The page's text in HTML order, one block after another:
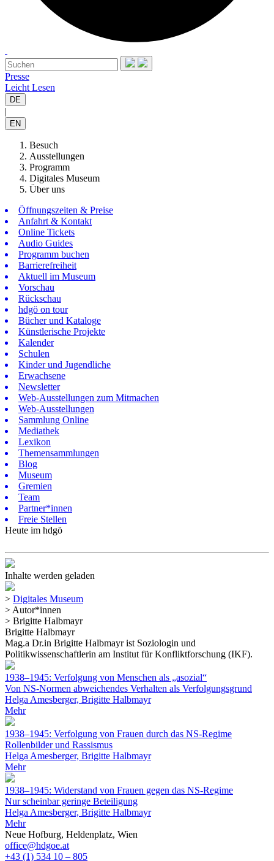
Presse
Leicht Lesen
DE
|
EN
Besuch
Ausstellungen
Programm
Digitales Museum
Über uns
Öffnungszeiten & Preise
Anfahrt & Kontakt
Online Tickets
Audio Guides
Programm buchen
Barrierefreiheit
Aktuell im Museum
Vorschau
Rückschau
hdgö on tour
Bücher und Kataloge
Künstlerische Projekte
Kalender
Schulen
Kinder und Jugendliche
Erwachsene
Newsletter
Web-Ausstellungen zum Mitmachen
Web-Ausstellungen
Sammlung Online
Mediathek
Lexikon
Themensammlungen
Blog
Museum
Gremien
Team
Partner*innen
Freie Stellen
Heute im hdgö
Inhalte werden geladen
> Digitales Museum
> Autor*innen
> Brigitte Halbmayr
Brigitte Halbmayr
Mag.a Dr.in Brigitte Halbmayr ist Soziologin und
Politikwissenschaftlerin am Institut für Konfliktforschung (IKF).
1938–1945: Verfolgung von Menschen als „asozial“
Von NS-Normen abweichendes Verhalten als Verfolgungsgrund
Helga Amesberger, Brigitte Halbmayr
Mehr
1938–1945: Verfolgung von Frauen durch das NS-Regime
Rollenbilder und Rassismus
Helga Amesberger, Brigitte Halbmayr
Mehr
1938–1945: Widerstand von Frauen gegen das NS-Regime
Nur scheinbar geringe Beteiligung
Helga Amesberger, Brigitte Halbmayr
Mehr
Neue Hofburg, Heldenplatz, Wien
office@hdgoe.at
+43 (1) 534 10 – 805